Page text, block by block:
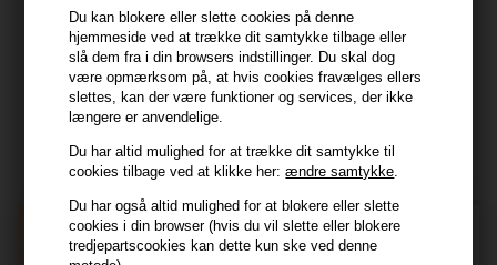
Du kan blokere eller slette cookies på denne
hjemmeside ved at trække dit samtykke tilbage eller
slå dem fra i din browsers indstillinger. Du skal dog
være opmærksom på, at hvis cookies fravælges ellers
slettes, kan der være funktioner og services, der ikke
længere er anvendelige.
Du har altid mulighed for at trække dit samtykke til
cookies tilbage ved at klikke her:ændre samtykke
Du har også altid mulighed for at blokere eller slette
cookies i din browser (hvis du vil slette eller blokere
tredjepartscookies kan dette kun ske ved denne
kundeservice@hair247.dk
Tlf. 23839799 (hverdage 9-14)
Modtag tilbud mm
Tilmeld dig nyhedsbrev - du kan altid afmelde det igen.